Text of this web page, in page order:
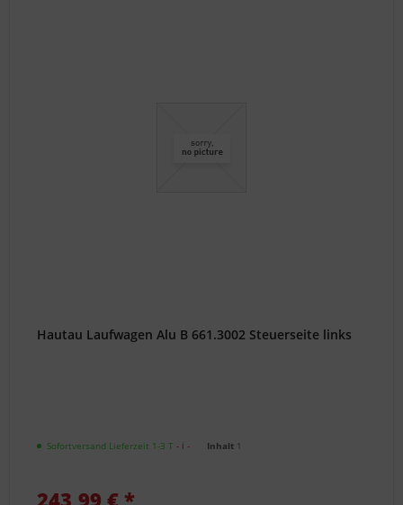
Hautau Laufwagen Alu B 661.3002 Steuerseite links
Sofortversand Lieferzeit 1-3 T- ℹ - Inhalt 1